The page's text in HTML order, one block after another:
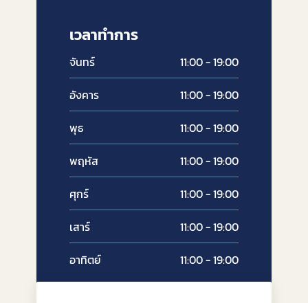
เวลาทำการ
จันทร์
11:00 - 19:00
อังคาร
11:00 - 19:00
พุธ
11:00 - 19:00
พฤหัส
11:00 - 19:00
ศุกร์
11:00 - 19:00
เสาร์
11:00 - 19:00
อาทิตย์
11:00 - 19:00